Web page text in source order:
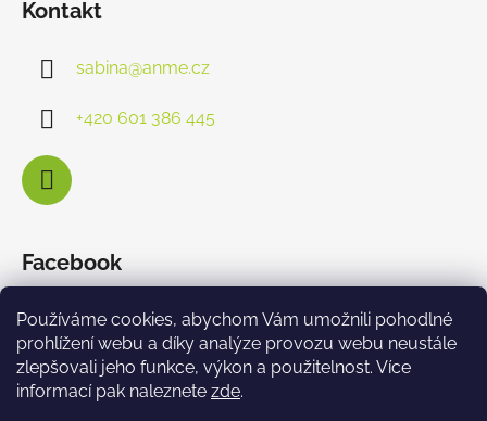
Používáme cookies, abychom Vám umožnili pohodlné
prohlížení webu a díky analýze provozu webu neustále
zlepšovali jeho funkce, výkon a použitelnost. Více
informací pak naleznete zde.
Kontakt
sabina@anme.cz
+420 601 386 445
Facebook